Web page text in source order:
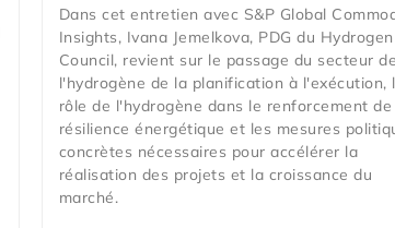
Dans cet entretien avec S&P Global
Insights, Ivana Jemelkova, PDG du Hydrogen
Council, revient sur le passage du secteur de
l'hydrogène de la planification à l'exécution,
rôle de l'hydrogène dans le renforcement de
résilience énergétique et les mesures
concrètes nécessaires pour accélérer la
réalisation des projets et la croissance du
marché.